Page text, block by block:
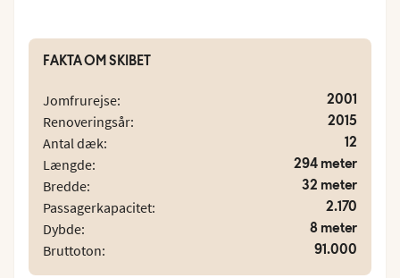
og fitnesscenter. Skibet kan også lokke med shopping,
kasino, teater, biograf, bibliotek og spaafdeling.
FAKTA OM SKIBET
Jomfrurejse: 2001
Renoveringsår: 2015
Antal dæk: 12
Længde: 294 meter
Bredde: 32 meter
Passagerkapacitet: 2.170
Dybde: 8 meter
Bruttoton: 91.000